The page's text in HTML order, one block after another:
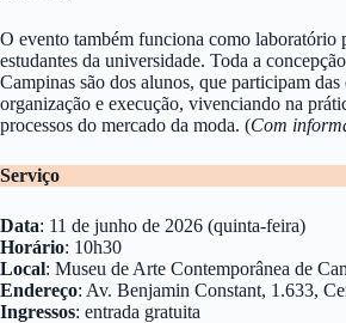
O evento também funciona como laboratório
estudantes da universidade. Toda a
Campinas são dos alunos, que participam das
organização e execução, vivenciando na
processos do mercado da moda. (Com
Serviço
Data: 11 de junho de 2026 (quinta-feira)
Horário: 10h30
Local: Museu de Arte Contemporânea de
Endereço: Av. Benjamin Constant, 1.633,
Ingressos: entrada gratuita